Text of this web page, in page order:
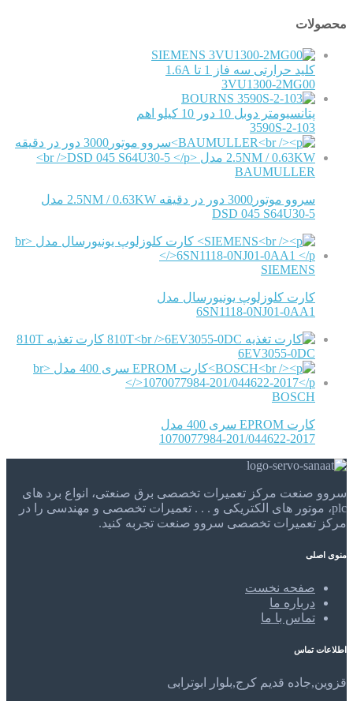
محصولات
SIEMENS
کلید حرارتی سه فاز 1 تا 1.6A
3VU1300-2MG00
BOURNS
پتانسیومتر دوبل 10 دور 10 کیلو اهم
3590S-2-103
BAUMULLER
سروو موتور3000 دور در دقیقه 2.5NM / 0.63KW مدل
DSD 045 S64U30-5
SIEMENS
کارت کلوزلوپ یونیورسال مدل
6SN1118-0NJ01-0AA1
کارت تغذیه 810T
6EV3055-0DC
BOSCH
کارت EPROM سری 400 مدل
1070077984-201/044622-2017
سروو صنعت مرکز تعمیرات تخصصی برق صنعتی، انواع برد های
plc، موتور های الکتریکی و . . . تعمیرات تخصصی و مهندسی را در
مرکز تعمیرات تخصصی سروو صنعت تجربه کنید.
منوی اصلی
صفحه نخست
درباره ما
تماس با ما
اطلاعات تماس
قزوین,جاده قدیم کرج,بلوار ابوترابی